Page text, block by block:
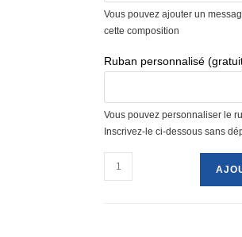
Vous pouvez ajouter un
cette composition
Ruban personnalisé
Vous pouvez personnaliser le
Inscrivez-le ci-dessous sans
quantité
de